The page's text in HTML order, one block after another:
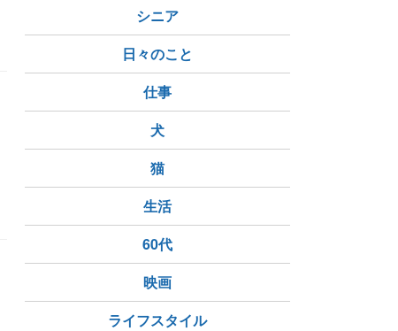
シニア
日々のこと
仕事
犬
猫
生活
60代
映画
ライフスタイル